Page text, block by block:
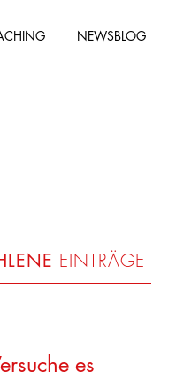
NEWSBLOG
EINTRÄGE
es